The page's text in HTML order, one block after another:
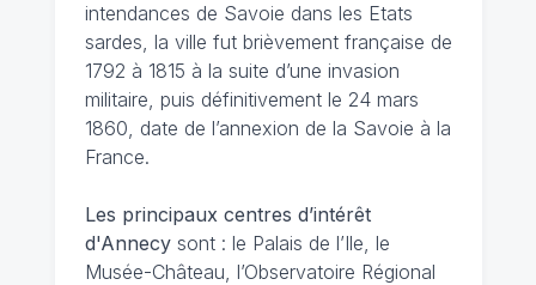
intendances de Savoie dans les Etats
sardes, la ville fut brièvement française de
1792 à 1815 à la suite d’une invasion
militaire, puis définitivement le 24 mars
1860, date de l’annexion de la Savoie à la
France.
Les principaux centres d’intérêt
d'Annecysont : le Palais de l’Ile, le
Musée-Château, l’Observatoire Régional